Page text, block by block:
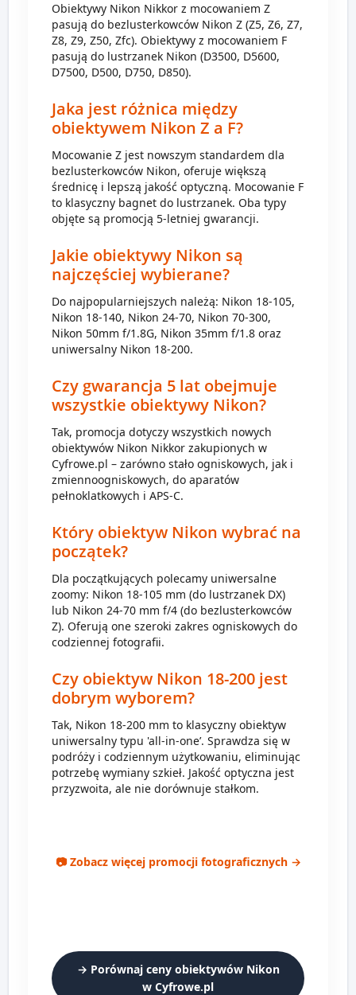
Obiektywy Nikon Nikkor z mocowaniem Z
pasują do bezlusterkowców Nikon Z (Z5, Z6, Z7,
Z8, Z9, Z50, Zfc). Obiektywy z mocowaniem F
pasują do lustrzanek Nikon (D3500, D5600,
D7500, D500, D750, D850).
Jaka jest różnica między
obiektywem Nikon Z a F?
Mocowanie Z jest nowszym standardem dla
bezlusterkowców Nikon, oferuje większą
średnicę i lepszą jakość optyczną. Mocowanie F
to klasyczny bagnet do lustrzanek. Oba typy
objęte są promocją 5-letniej gwarancji.
Jakie obiektywy Nikon są
najczęściej wybierane?
Do najpopularniejszych należą: Nikon 18-105,
Nikon 18-140, Nikon 24-70, Nikon 70-300,
Nikon 50mm f/1.8G, Nikon 35mm f/1.8 oraz
uniwersalny Nikon 18-200.
Czy gwarancja 5 lat obejmuje
wszystkie obiektywy Nikon?
Tak, promocja dotyczy wszystkich nowych
obiektywów Nikon Nikkor zakupionych w
Cyfrowe.pl – zarówno stało ogniskowych, jak i
zmiennoogniskowych, do aparatów
pełnoklatkowych i APS-C.
Który obiektyw Nikon wybrać na
początek?
Dla początkujących polecamy uniwersalne
zoomy: Nikon 18-105 mm (do lustrzanek DX)
lub Nikon 24-70 mm f/4 (do bezlusterkowców
Z). Oferują one szeroki zakres ogniskowych do
codziennej fotografii.
Czy obiektyw Nikon 18-200 jest
dobrym wyborem?
Tak, Nikon 18-200 mm to klasyczny obiektyw
uniwersalny typu 'all-in-one’. Sprawdza się w
podróży i codziennym użytkowaniu, eliminując
potrzebę wymiany szkieł. Jakość optyczna jest
przyzwoita, ale nie dorównuje stałkom.
📷 Zobacz więcej promocji fotograficznych →
→ Porównaj ceny obiektywów Nikon
w Cyfrowe.pl